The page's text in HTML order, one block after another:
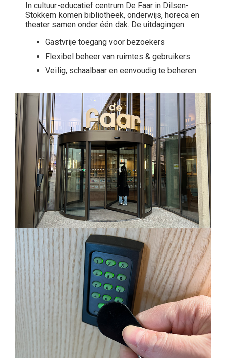
In cultuur-educatief centrum De Faar in Dilsen-
Stokkem komen bibliotheek, onderwijs, horeca en
theater samen onder één dak. De uitdagingen:
Gastvrije toegang voor bezoekers
Flexibel beheer van ruimtes & gebruikers
Veilig, schaalbaar en eenvoudig te beheren